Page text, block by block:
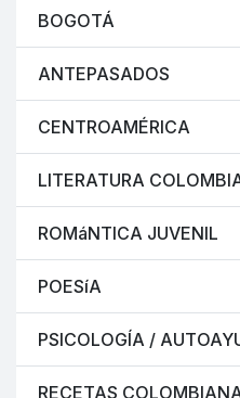
BOGOTÁ
ANTEPASADOS
CENTROAMÉRICA
LITERATURA
ROMáNTICA JUVENIL
POESíA
PSICOLOGÍA /
RECETAS